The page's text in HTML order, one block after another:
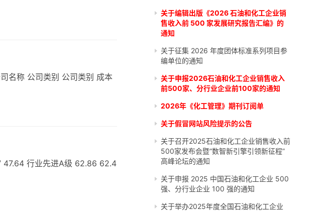
名称 公司类别 公司类别 成本
47.64 行业先进A级 62.86 62.4
关于编辑出版《2026 石油和化工企业销
售收入前 500 家发展研究报告汇编》的
通知
关于征集 2026 年度团体标准系列项目参
编单位的通知
关于申报2026石油和化工企业销售收入
前500家、分行业企业前100家的通知
2026年《化工管理》期刊订阅单
关于假冒网站风险提示的公告
关于召开2025石油和化工企业销售收入前
500家发布会暨“数智新引擎引领新征程”
高峰论坛的通知
关于申报 2025 中国石油和化工企业 500
强、分行业企业 100 强的通知
关于举办2025年度全国石油和化工企业